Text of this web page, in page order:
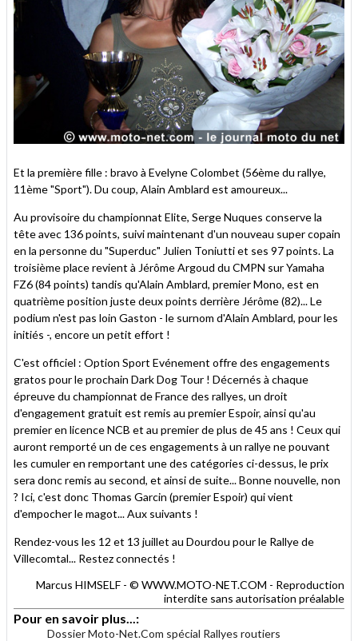
Et la première fille : bravo à Evelyne Colombet (56ème du rallye,
11ème "Sport"). Du coup, Alain Amblard est amoureux...
Au provisoire du championnat Elite, Serge Nuques conserve la
tête avec 136 points, suivi maintenant d'un nouveau super copain
en la personne du "Superduc" Julien Toniutti et ses 97 points. La
troisième place revient à Jérôme Argoud du CMPN sur Yamaha
FZ6 (84 points) tandis qu'Alain Amblard, premier Mono, est en
quatrième position juste deux points derrière Jérôme (82)... Le
podium n'est pas loin Gaston - le surnom d'Alain Amblard, pour les
initiés -, encore un petit effort !
C'est officiel : Option Sport Evénement offre des engagements
gratos pour le prochain Dark Dog Tour ! Décernés à chaque
épreuve du championnat de France des rallyes, un droit
d'engagement gratuit est remis au premier Espoir, ainsi qu'au
premier en licence NCB et au premier de plus de 45 ans ! Ceux qui
auront remporté un de ces engagements à un rallye ne pouvant
les cumuler en remportant une des catégories ci-dessus, le prix
sera donc remis au second, et ainsi de suite... Bonne nouvelle, non
? Ici, c'est donc Thomas Garcin (premier Espoir) qui vient
d'empocher le magot... Aux suivants !
Rendez-vous les 12 et 13 juillet au Dourdou pour le Rallye de
Villecomtal... Restez connectés !
Marcus HIMSELF - © WWW.MOTO-NET.COM - Reproduction
interdite sans autorisation préalable
Pour en savoir plus...:
Dossier Moto-Net.Com spécial Rallyes routiers